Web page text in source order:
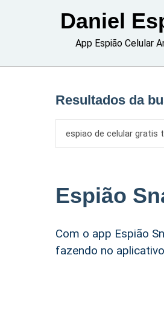
Daniel
App Espião Celular
Resultados da
Espião
Com o app Espião
fazendo no